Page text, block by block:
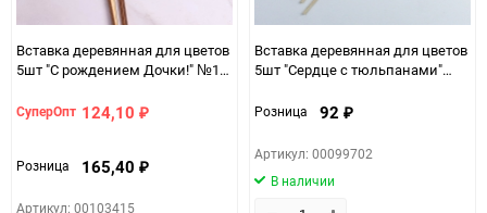
Вставка деревянная для цветов
5шт "С рождением Дочки!" №19
СуперОпт 124,10 ₽
Розница 165,40 ₽
Артикул: 00103415
Вставка деревянная для цветов
5шт "Сердце с тюльпанами"
Розница 92 ₽
Артикул: 00099702
В наличии